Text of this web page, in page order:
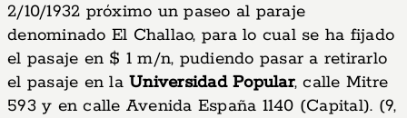
2/10/1932 próximo un paseo al paraje
denominado El Challao, para lo cual se ha fijado
el pasaje en $ 1 m/n, pudiendo pasar a retirarlo
el pasaje en la Universidad Popular, calle Mitre
593 y en calle Avenida España 1140 (Capital). (9,